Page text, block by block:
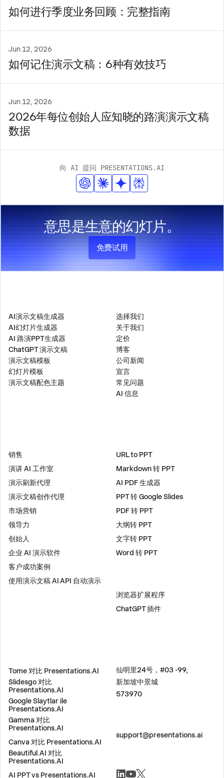
如何进行季度业务回顾：完整指南
Jun 12, 2026
如何记住演示文稿：6种有效技巧
Jun 12, 2026
2026年每位创始人应知晓的路演演示文稿
数据
向 AI 提问 PRESENTATIONS.AI
意思是生意的幻灯片。
免费试用
AI演示文稿生成器
AI幻灯片生成器
AI 路演PPT生成器
ChatGPT 演示文稿
演示文稿模板
幻灯片模板
演示文稿配色主题
选择我们
关于我们
定价
博客
公司新闻
宣言
常见问题
AI 信息
销售
演讲 AI 工作室
演示刷新代理
演示文稿创作代理
市场营销
领导力
创始人
企业 AI 演示软件
客户成功案例
使用演示文稿 AI API 自动演示
URL to PPT
Markdown 转 PPT
AI PDF 生成器
PPT 转 Google Slides
PDF 转 PPT
大纲转 PPT
文字转 PPT
Word 转 PPT
浏览器扩展程序
ChatGPT 插件
Tome 对比 Presentations.AI
Slidesgo 对比
Presentations.AI
Google Slaytlar ile
Presentations.AI
Gamma 对比
Presentations.AI
Canva 对比 Presentations.AI
Beautiful.AI 对比
Presentations.AI
AI PPT vs Presentations.AI
仙明里24号，#03 -99,
新加坡中景城
573970
support@presentations.ai